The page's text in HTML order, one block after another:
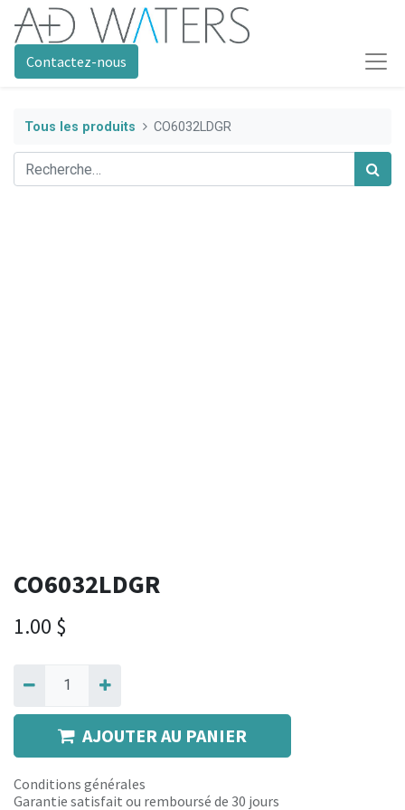
Contactez-nous
Tous les produits CO6032LDGR
CO6032LDGR
1.00 $
AJOUTER AU PANIER
Conditions générales
Garantie satisfait ou remboursé de 30 jours